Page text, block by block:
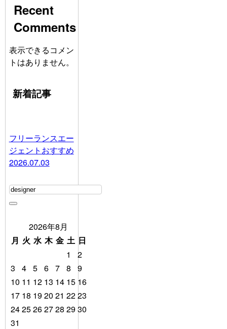
Recent
Comments
表示できるコメン
トはありません。
新着記事
フリーランスエー
ジェントおすすめ
2026.07.03
2026年8月
月 火 水 木 金 土 日
1
2
3
4 5 6 7 8
9
10 11 12 13 14 15 16
17 18 1920 21 2223
2425262728 2930
31